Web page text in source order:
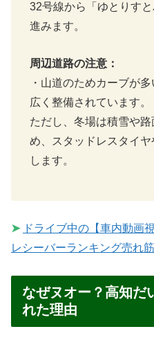
32号線から「ゆとりす
進みます。
周辺道路の注意：
・山道のためカーブが
広く整備されています。
ただし、冬場は積雪や
め、スタッドレスタイ
します。
➤ ドライブ中の【車内動画
レシーバーランキング売れ
なぜヌオー？高知だ
れた理由